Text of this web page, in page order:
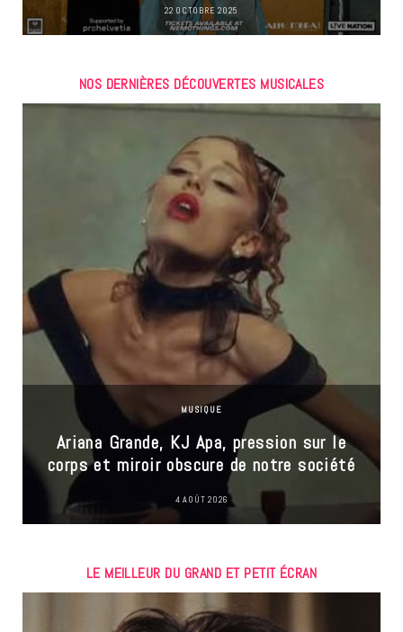
22 OCTOBRE 2025
NOS DERNIÈRES DÉCOUVERTES MUSICALES
MUSIQUE
Ariana Grande, KJ Apa, pression sur le
corps et miroir obscure de notre société
4 AOÛT 2026
LE MEILLEUR DU GRAND ET PETIT ÉCRAN